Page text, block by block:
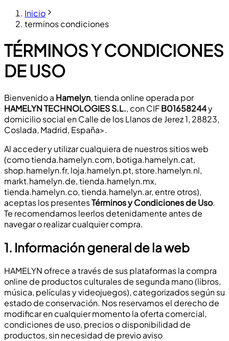
Inicio
terminos condiciones
TÉRMINOS Y CONDICIONES
DE USO
Bienvenido a Hamelyn, tienda online operada por
HAMELYN TECHNOLOGIES S.L., con CIFB01658244y
domicilio social en Calle de los Llanos de Jerez 1, 28823,
Coslada, Madrid, España>.
Al acceder y utilizar cualquiera de nuestros sitios web
(como tienda.hamelyn.com, botiga.hamelyn.cat,
shop.hamelyn.fr, loja.hamelyn.pt, store.hamelyn.nl,
markt.hamelyn.de, tienda.hamelyn.mx,
tienda.hamelyn.co, tienda.hamelyn.ar, entre otros),
aceptas los presentesTérminos y Condiciones de Uso.
Te recomendamos leerlos detenidamente antes de
navegar o realizar cualquier compra.
1. Información general de la web
HAMELYN ofrece a través de sus plataformas la compra
online de productos culturales de segunda mano (libros,
música, películas y videojuegos), categorizados según su
estado de conservación. Nos reservamos el derecho de
modificar en cualquier momento la oferta comercial,
condiciones de uso, precios o disponibilidad de
productos, sin necesidad de previo aviso